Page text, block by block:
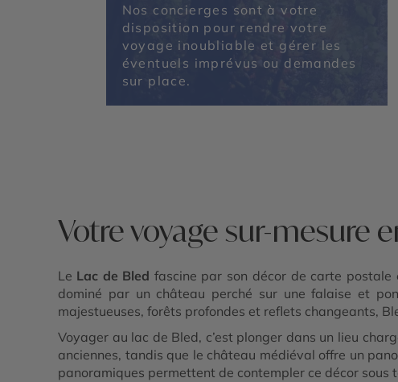
Nos concierges sont à votre
disposition pour rendre votre
voyage inoubliable et gérer les
éventuels imprévus ou demandes
sur place.
Votre voyage sur-mesure
Le Lac de Bled fascine par son décor de carte
dominé par un château perché sur une falaise et
majestueuses, forêts profondes et reflets changeants,
Voyager au lac de Bled, c’est plonger dans un lieu
anciennes, tandis que le château médiéval offre un
panoramiques permettent de contempler ce décor sous